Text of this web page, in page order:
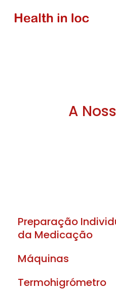
A
Preparação
da Medicação
Máquinas
Termohigrómetro